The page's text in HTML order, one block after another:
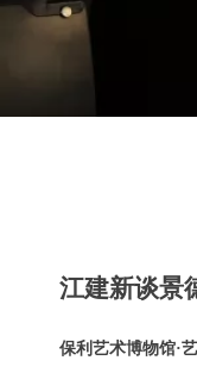
江建新谈景
保利艺术博物馆·